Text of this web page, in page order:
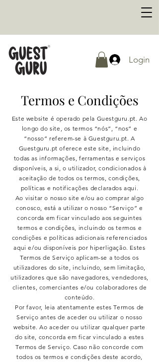
Login
Termos e Condições
Este website é operado pela Guestguru.pt. Ao
longo do site, os termos “nós”, “nos” e
“nosso” referem-se à Guestguru.pt. A
Guestguru.pt oferece este site, incluindo
todas as informações, ferramentas e serviços
disponíveis, a si, o utilizador, condicionados à
aceitação de todos os termos, condições,
políticas e notificações declarados aqui.
Ao visitar o nosso site e/ou ao comprar algo
conosco, está a utilizar o nosso “Serviço” e
concorda em ficar vinculado aos seguintes
termos e condições, incluindo os termos e
condições e políticas adicionais referenciados
aqui e/ou disponíveis por hiperligação. Estes
Termos de Serviço aplicam-se a todos os
utilizadores do site, incluindo, sem limitação,
utilizadores que são navegadores, vendedores,
clientes, comerciantes e/ou colaboradores de
conteúdo.
Por favor, leia atentamente estes Termos de
Serviço antes de aceder ou utilizar o nosso
website. Ao aceder ou utilizar qualquer parte
do site, concorda em ficar vinculado a estes
Termos de Serviço. Caso não concorde com
todos os termos e condições deste acordo,